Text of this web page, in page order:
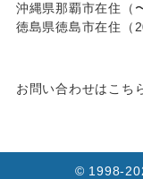
沖縄県那覇市在住（
徳島県徳島市在住（
お問い合わせはこち
© 1998-